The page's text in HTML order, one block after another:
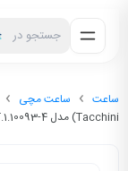
جستجو در
ساعت ساعت مچی
Tacchini) مدل ST.1.10093-4